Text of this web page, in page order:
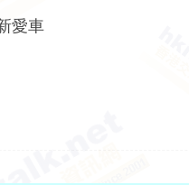
愛車